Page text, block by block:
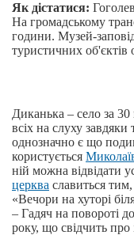
Як дістатися:
На громадському
години. Музей-
туристичних
Диканька – село за 30
всіх на слуху
однозначно є що
користується
ній можна відвідати
церква славиться
«Вечори на хуторі
– Гадяч на повороті
року, що свідчить